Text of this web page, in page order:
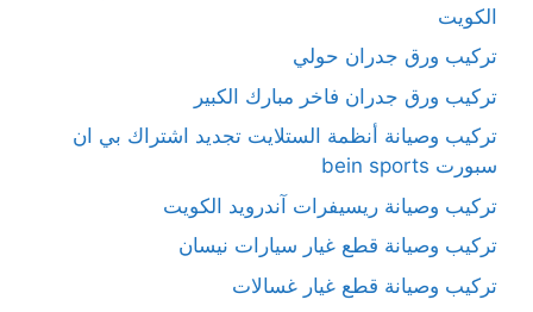
الكويت
تركيب ورق جدران حولي
تركيب ورق جدران فاخر مبارك الكبير
تركيب وصيانة أنظمة الستلايت تجديد اشتراك بي ان
سبورت bein sports
تركيب وصيانة ريسيفرات آندرويد الكويت
تركيب وصيانة قطع غيار سيارات نيسان
تركيب وصيانة قطع غيار غسالات